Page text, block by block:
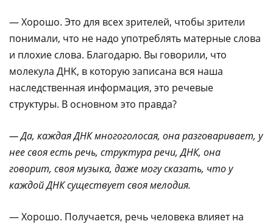
— Хорошо. Это для всех зрителей, чтобы зрители
понимали, что не надо употреблять матерные слова
и плохие слова. Благодарю. Вы говорили, что
молекула ДНК, в которую записана вся наша
наследственная информация, это речевые
структуры. В основном это правда?
— Да, каждая ДНК многоголосая, она разговаривает, у
нее своя есть речь, структура речи, ДНК, она
говорит, своя музыка, даже могу сказать, что у
каждой ДНК существует своя мелодия.
— Хорошо. Получается, речь человека влияет на